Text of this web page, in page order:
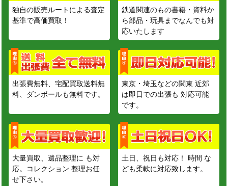
独自の販売ルートによる査定
基準で高価買取！
鉄道関連のもの書籍・資料か
ら部品・玩具までなんでも対
応いたします
出張費無料、宅配買取送料無
料、ダンボールも無料です。
東京・埼玉などの関東 近郊
は即日での出張も 対応可能
です。
大量買取、遺品整理に も対
応。コレクション 整理お任
せ下さい。
土日、祝日も対応！ 時間 な
ども柔軟に対応致します。